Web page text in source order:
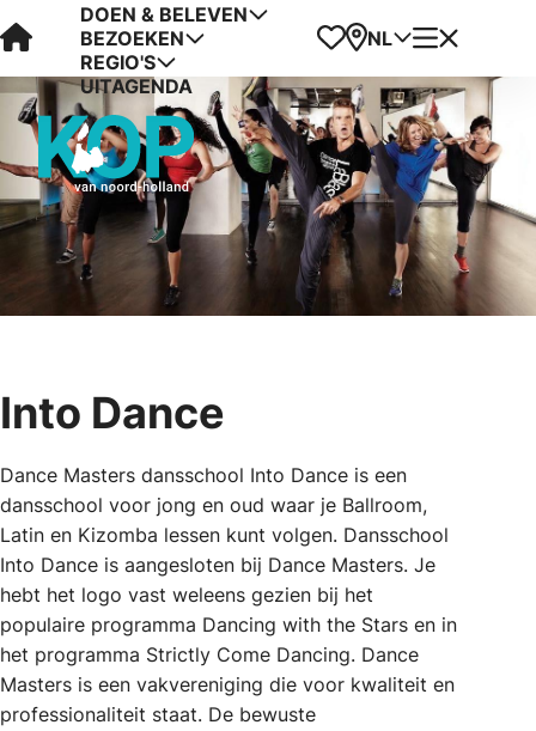
Visit Kop van Holland
DOEN & BELEVEN
BEZOEKEN
REGIO'S
UITAGENDA
Favorieten
Kaart
NL Menu
Into Dance
Dance Masters dansschool Into Dance is een
dansschool voor jong en oud waar je Ballroom,
Latin en Kizomba lessen kunt volgen. Dansschool
Into Dance is aangesloten bij Dance Masters. Je
hebt het logo vast weleens gezien bij het
populaire programma Dancing with the Stars en in
het programma Strictly Come Dancing. Dance
Masters is een vakvereniging die voor kwaliteit en
professionaliteit staat. De bewuste